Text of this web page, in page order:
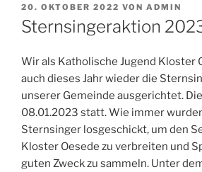
VERÖFFENTLICHT
AM
20. OKTOBER 2022 VON ADMIN
Sternsingeraktion
Wir als Katholische Jugend Kloster
auch dieses Jahr wieder die
unserer Gemeinde ausgerichtet.
08.01.2023 statt. Wie immer
Sternsinger losgeschickt, um den
Kloster Oesede zu verbreiten und
guten Zweck zu sammeln. Unter